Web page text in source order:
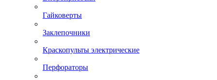
Гайковерты
Заклепочники
Краскопульты электрические
Перфораторы